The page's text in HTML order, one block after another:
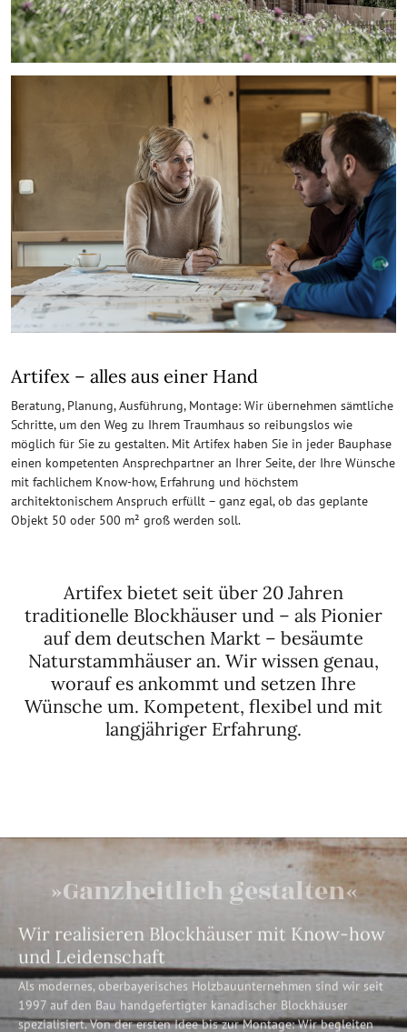
Artifex – alles aus einer Hand
Beratung, Planung, Ausführung, Montage: Wir übernehmen sämtliche
Schritte, um den Weg zu Ihrem Traumhaus so reibungslos wie
möglich für Sie zu gestalten. Mit Artifex haben Sie in jeder Bauphase
einen kompetenten Ansprechpartner an Ihrer Seite, der Ihre Wünsche
mit fachlichem Know-how, Erfahrung und höchstem
architektonischem Anspruch erfüllt – ganz egal, ob das geplante
Objekt 50 oder 500 m² groß werden soll.
Artifex bietet seit über 20 Jahren
traditionelle Blockhäuser und – als Pionier
auf dem deutschen Markt – besäumte
Naturstammhäuser an. Wir wissen genau,
worauf es ankommt und setzen Ihre
Wünsche um. Kompetent, flexibel und mit
langjähriger Erfahrung.
»Ganzheitlich gestalten«
Wir realisieren Blockhäuser mit Know-how
und Leidenschaft
Als modernes, oberbayerisches Holzbauunternehmen sind wir seit
1997 auf den Bau handgefertigter kanadischer Blockhäuser
spezialisiert. Von der ersten Idee bis zur Montage: Wir begleiten